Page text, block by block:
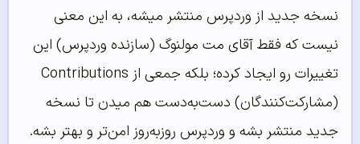
نسخه جدید از وردپرس منتشر میشه، به این معنی
نیست که فقط آقای مت مولنوگ (سازنده وردپرس) این
تغییرات رو ایجاد کرده؛ بلکه جمعی از Contributions
(مشارکت‌کنندگان) دست‌به‌دست هم میدن تا نسخه
جدید منتشر بشه و وردپرس روز‌به‌روز امن‌تر و بهتر بشه.